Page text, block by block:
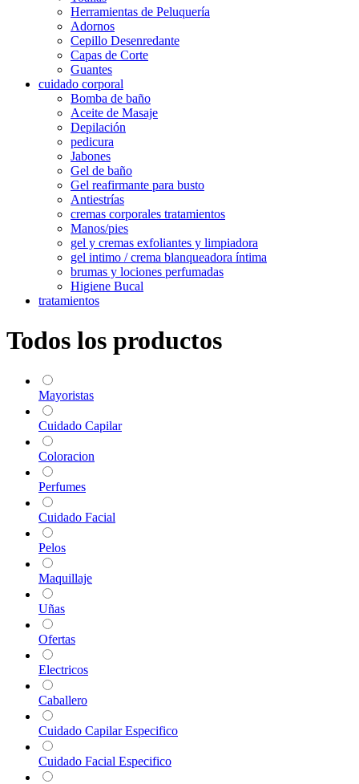
Herramientas de Peluquería
Adornos
Cepillo Desenredante
Capas de Corte
Guantes
cuidado corporal
Bomba de baño
Aceite de Masaje
Depilación
pedicura
Jabones
Gel de baño
Gel reafirmante para busto
Antiestrías
cremas corporales tratamientos
Manos/pies
gel y cremas exfoliantes y limpiadora
gel intimo / crema blanqueadora íntima
brumas y lociones perfumadas
Higiene Bucal
tratamientos
Todos los productos
Mayoristas
Cuidado Capilar
Coloracion
Perfumes
Cuidado Facial
Pelos
Maquillaje
Uñas
Ofertas
Electricos
Caballero
Cuidado Capilar Especifico
Cuidado Facial Especifico